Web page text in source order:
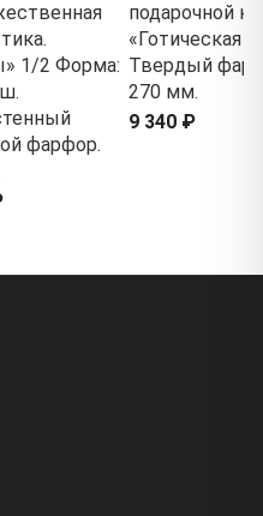
1/2 Форма:
фарфор.
подарочной
«Готическая
Твердый
270 мм.
9 340 ₽